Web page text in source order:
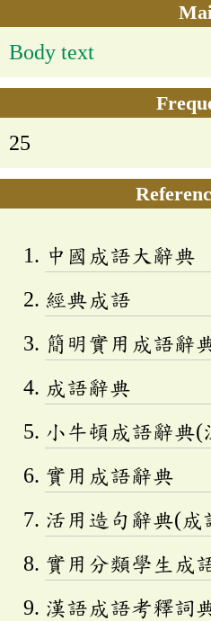
Body text
25
中國成語大辭典
經典成語
簡明實用成語辭
成語辭典
小牛頓成語辭典(
實用成語辭典
活用造句辭典(成
實用分類學生成
漢語成語考釋詞